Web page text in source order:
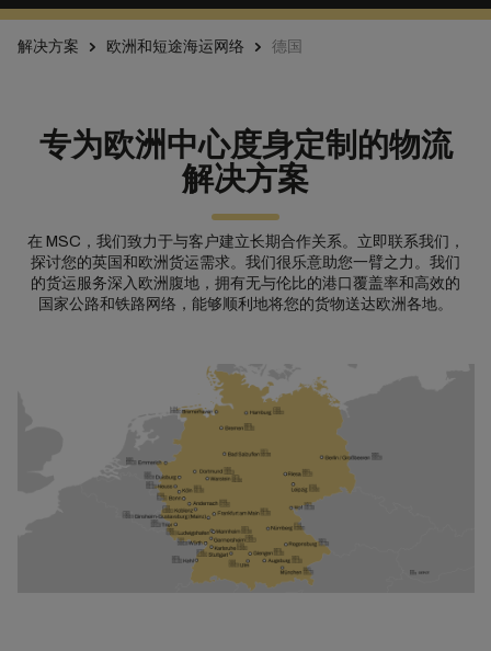
解决方案 欧洲和短途海运网络 德国
专为欧洲中心度身定制的物流
解决方案
在 MSC，我们致力于与客户建立长期合作关系。立即联系我们，
探讨您的英国和欧洲货运需求。我们很乐意助您一臂之力。我们
的货运服务深入欧洲腹地，拥有无与伦比的港口覆盖率和高效的
国家公路和铁路网络，能够顺利地将您的货物送达欧洲各地。